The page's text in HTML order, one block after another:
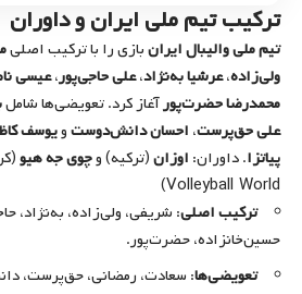
ترکیب تیم ملی ایران و داوران
تیم ملی والیبال ایرانبازی را با ترکیب اصلی
ولی‌زاده،عرشیا به‌نژاد،علی حاجی‌پور،عیسی
محمدرضا حضرت‌پورآغاز کرد. تعویضی‌ها شامل
علی حق‌پرست، احسان دانش‌دوستویوسف
پیاتزا. داوران: اوزان(ترکیه) وچوی جه هیو
Volleyball World
)
ترکیب اصلی: شریفی، ولی‌زاده، به‌نژاد،
حسین‌خانزاده، حضرت‌پور.
تعویضی‌ها: سعادت، رمضانی، حق‌پرست،